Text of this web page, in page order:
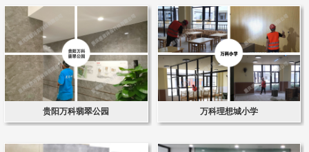
贵阳万科翡翠公园 万科理想城小学